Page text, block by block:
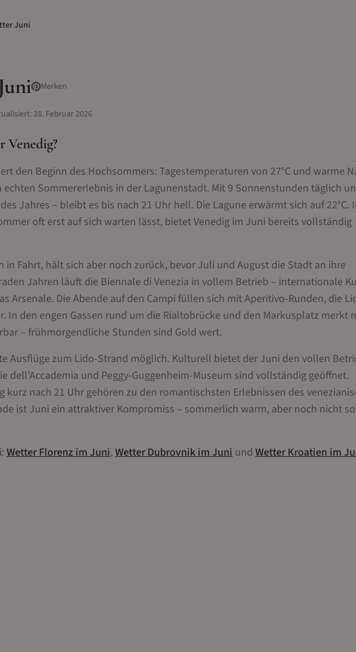
Juni
Merken
28. Februar 2026
Venedig?
den Beginn des Hochsommers: Tagestemperaturen von 27°C und warme
echten Sommererlebnis in der Lagunenstadt. Mit 9 Sonnenstunden täglich
Jahres – bleibt es bis nach 21 Uhr hell. Die Lagune erwärmt sich auf 22°C.
oft erst auf sich warten lässt, bietet Venedig im Juni bereits vollständig
in Fahrt, hält sich aber noch zurück, bevor Juli und August die Stadt an ihre
Jahren läuft die Biennale di Venezia in vollem Betrieb – internationale
Arsenale. Die Abende auf den Campi füllen sich mit Aperitivo-Runden, die
In den engen Gassen rund um die Rialtobrücke und den Markusplatz merkt
– frühmorgendliche Stunden sind Gold wert.
Ausflüge zum Lido-Strand möglich. Kulturell bietet der Juni den vollen
dell'Accademia und Peggy-Guggenheim-Museum sind vollständig geöffnet.
nach 21 Uhr gehören zu den romantischsten Erlebnissen des
ist Juni ein attraktiver Kompromiss – sommerlich warm, aber noch nicht so
: WetterFlorenzimJuni,WetterDubrovnikimJuni und WetterKroatienim